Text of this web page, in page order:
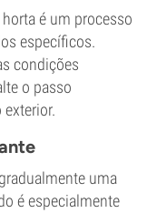
é um processo
específicos.
condições
o passo
uma
é especialmente